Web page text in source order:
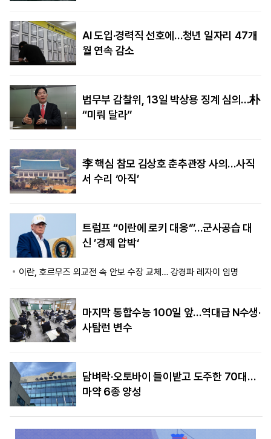
AI 도입·경력직 선호에…청년 일자리 47개
월 연속 감소
법무부 감찰위, 13일 박상용 징계 심의…朴
“미뤄 달라”
李 핵심 참모 김상호 춘추관장 사의…사직
서 수리 ‘아직’
트럼프 “이란에 로키 대응‘”…군사공습 대
신 ’경제 압박‘
이란, 호르무즈 외교전 속 안보 수장 교체… 강경파 레자이 임명
마지막 통합수능 100일 앞…역대급 N수생·
사탐런 변수
담벼락·오토바이 들이받고 도주한 70대…
마약 6종 양성